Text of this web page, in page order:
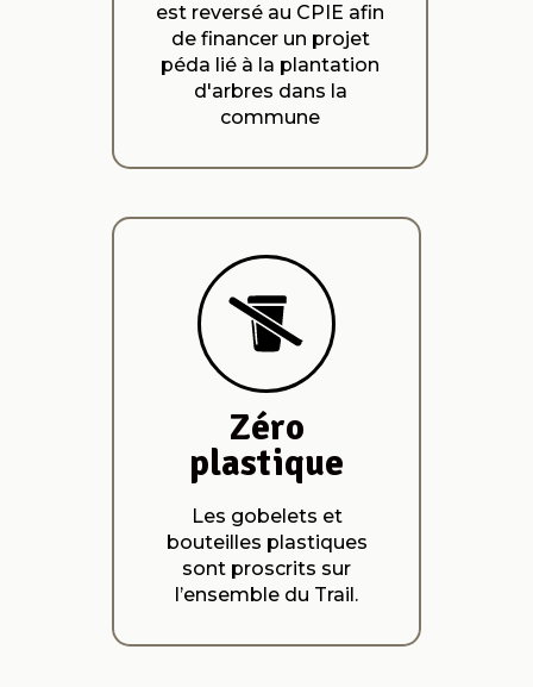
est reversé au CPIE afin
de financer un projet
péda lié à la plantation
d'arbres dans la
commune
Zéro
plastique
Les gobelets et
bouteilles plastiques
sont proscrits sur
l’ensemble du Trail.